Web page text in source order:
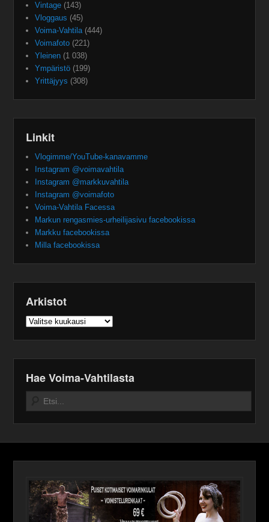
Vintage (143)
Vloggaus (45)
Voima-Vahtila(444)
Voimafoto (221)
Yleinen (1 038)
Ympäristö (199)
Yrittäjyys (308)
Linkit
Vlogimme/YouTube-kanavamme
Instagram @voimavahtila
Instagram @markkuvahtila
Instagram @voimafoto
Voima-Vahtila Facessa
Markun rengasmies-urheilijasivu facebookissa
Markku facebookissa
Milla facebookissa
Arkistot
Arkistot
Hae Voima-Vahtilasta
Search